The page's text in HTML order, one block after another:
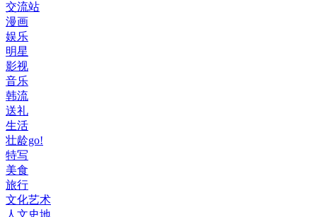
交流站
漫画
娱乐
明星
影视
音乐
韩流
送礼
生活
壮龄go!
特写
美食
旅行
文化艺术
人文史地